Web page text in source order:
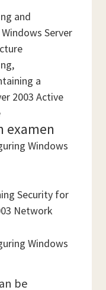
and
Server
a
2003 Active
examen
Windows
Security for
Network
Windows
be